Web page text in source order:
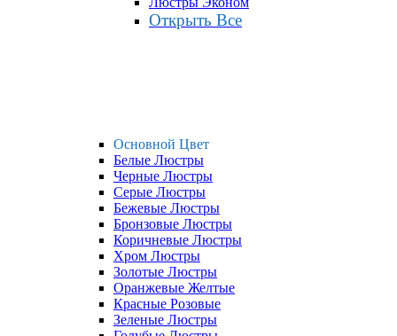
Открыть Все
Основной Цвет
Белые Люстры
Черные Люстры
Серые Люстры
Бежевые Люстры
Бронзовые Люстры
Коричневые Люстры
Хром Люстры
Золотые Люстры
Оранжевые Желтые
Красные Розовые
Зеленые Люстры